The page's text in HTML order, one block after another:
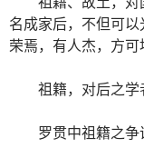
名成家后，不但可
荣焉，有人杰，方可
祖籍，对后之学
罗贯中祖籍之争